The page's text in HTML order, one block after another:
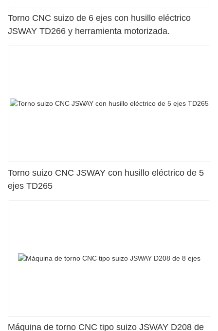
Torno CNC suizo de 6 ejes con husillo eléctrico
JSWAY TD266 y herramienta motorizada.
Torno suizo CNC JSWAY con husillo eléctrico de 5
ejes TD265
Máquina de torno CNC tipo suizo JSWAY D208 de